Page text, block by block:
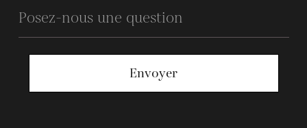
Envoyer